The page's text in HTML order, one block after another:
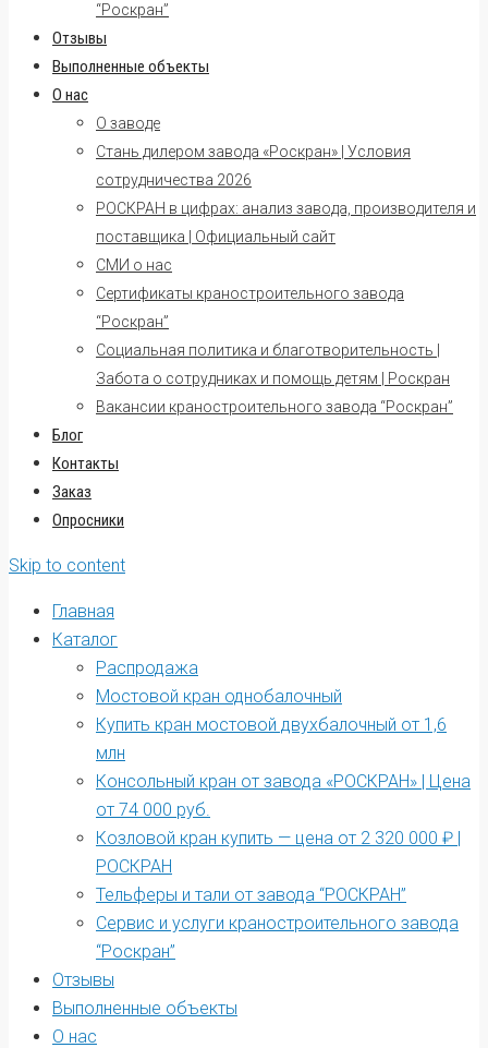
“Роскран”
Отзывы
Выполненные объекты
О нас
О заводе
Стань дилером завода «Роскран» | Условия
сотрудничества 2026
РОСКРАН в цифрах: анализ завода, производителя и
поставщика | Официальный сайт
СМИ о нас
Сертификаты краностроительного завода
“Роскран”
Социальная политика и благотворительность |
Забота о сотрудниках и помощь детям | Роскран
Вакансии краностроительного завода “Роскран”
Блог
Контакты
Заказ
Опросники
Skip to content
Главная
Каталог
Распродажа
Мостовой кран однобалочный
Купить кран мостовой двухбалочный от 1,6
млн
Консольный кран от завода «РОСКРАН» | Цена
от 74 000 руб.
Козловой кран купить — цена от 2 320 000 ₽ |
РОСКРАН
Тельферы и тали от завода “РОСКРАН”
Сервис и услуги краностроительного завода
“Роскран”
Отзывы
Выполненные объекты
О нас